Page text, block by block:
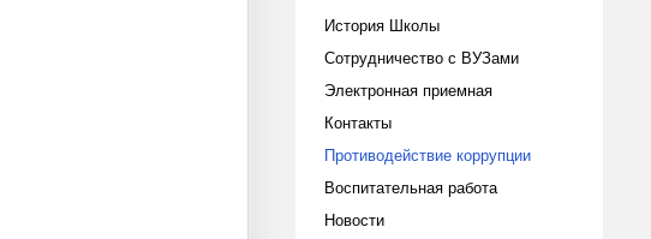
История Школы
Сотрудничество с ВУЗами
Электронная приемная
Контакты
Противодействие коррупции
Воспитательная работа
Новости